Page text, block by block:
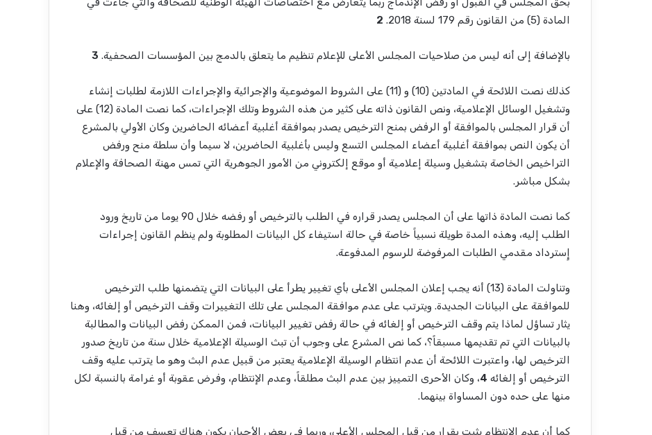
المادة (5) من القانون رقم 179 لسنة 2018.
2
بالإضافة إلى أنه ليس من صلاحيات المجلس الأعلى للإعلام تنظيم ما يتعلق بالدمج بين المؤسسات الصحفية. 3
كذلك نصت اللائحة في المادتين (10) و (11) على الشروط الموضوعية والإجرائية والإجراءات اللازمة لطلبات إنشاء
وتشغيل الوسائل الإعلامية، ونص القانون ذاته على كثير من هذه الشروط وتلك الإجراءات، كما نصت المادة (12) على
أن قرار المجلس بالموافقة أو الرفض بمنح الترخيص يصدر بموافقة أغلبية أعضائه الحاضرين وكان الأولي بالمشرع
أن يكون النص بموافقة أغلبية أعضاء المجلس التسع وليس بأغلبية الحاضرين، لا سيما وأن سلطة منح ورفض
التراخيص الخاصة بتشغيل وسيلة إعلامية أو موقع إلكتروني من الأمور الجوهرية التي تمس مهنة الصحافة والإعلام
بشكل مباشر.
كما نصت المادة ذاتها على أن المجلس يصدر قراره في الطلب بالترخيص أو رفضه خلال 90 يوما من تاريخ ورود
الطلب إليه، وهذه المدة طويلة نسبياً خاصة في حالة استيفاء كل البيانات المطلوبة ولم ينظم القانون إجراءات
إٍسترداد مقدمي الطلبات المرفوضة للرسوم المدفوعة.
وتناولت المادة (13) أنه يجب إعلان المجلس الأعلى بأي تغيير يطرأ على البيانات التي يتضمنها طلب الترخيص
للموافقة على البيانات الجديدة. ويترتب على عدم موافقة المجلس على تلك التغييرات وقف الترخيص أو إلغائه، وهنا
يثار تساؤل لماذا يتم وقف الترخيص أو إلغائه في حالة رفض تغيير البيانات، فمن الممكن رفض البيانات والمطالبة
بالبيانات التي تم تقديمها مسبقاً؟، كما نص المشرع على وجوب أن تبث الوسيلة الإعلامية خلال سنة من تاريخ صدور
الترخيص لها، واعتبرت اللائحة أن عدم انتظام الوسيلة الإعلامية يعتبر من قبيل عدم البث وهو ما يترتب عليه وقف
الترخيص أو إلغائه 4، وكان الأحرى التمييز بين عدم البث مطلقاً، وعدم الإنتظام، وفرض عقوبة أو غرامة بالنسبة لكل
منها على حده دون المساواة بينهما.
كما أن عدم الانتظام يثبت بقرار من قبل المجلس الأعلى، وربما في بعض الأحيان يكون هناك تعسف من قبل